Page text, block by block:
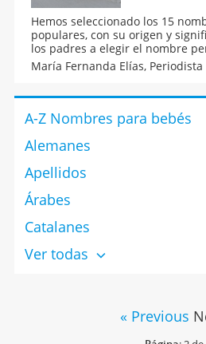
Hemos seleccionado los 15
populares, con su origen y
los padres a elegir el nombre
que está a punto de nacer.
bebé es una decisión muy
María Fernanda Elías, Periodista
A-Z Nombres para bebés
Alemanes
Apellidos
Árabes
Catalanes
Ver todas
« Previous